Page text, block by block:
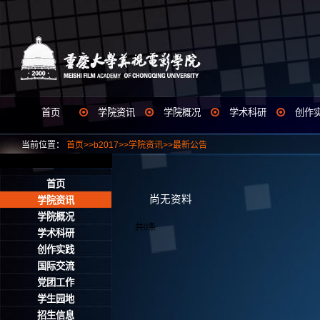
首页 学院资讯 学院概况 学术科研 创作
当前位置： 首页>>b2017>>学院资讯>>最新公告
首页
学院资讯
学院概况
学术科研
创作实践
国际交流
党团工作
学生园地
招生信息
尚无资料
共0条